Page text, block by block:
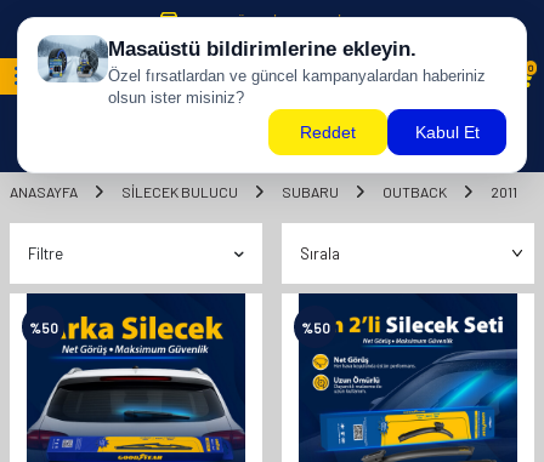
500 TL ÜZERİ KARGO BİZDEN !
0
ANASAYFA SILECEK BULUCU SUBARU OUTBACK 2011
Filtre
%50 %50